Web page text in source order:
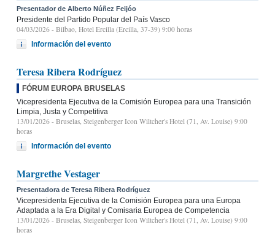
Presentador de Alberto Núñez Feijóo
Presidente del Partido Popular del País Vasco
04/03/2026 - Bilbao, Hotel Ercilla (Ercilla, 37-39) 9:00 horas
Información del evento
Teresa Ribera Rodríguez
FÓRUM EUROPA BRUSELAS
Vicepresidenta Ejecutiva de la Comisión Europea para una Transición
Limpia, Justa y Competitiva
13/01/2026 - Bruselas, Steigenberger Icon Wiltcher's Hotel (71, Av. Louise) 9:00
horas
Información del evento
Margrethe Vestager
Presentadora de Teresa Ribera Rodríguez
Vicepresidenta Ejecutiva de la Comisión Europea para una Europa
Adaptada a la Era Digital y Comisaria Europea de Competencia
13/01/2026 - Bruselas, Steigenberger Icon Wiltcher's Hotel (71, Av. Louise) 9:00
horas